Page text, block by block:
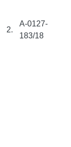
2.
A-0127-
183/18